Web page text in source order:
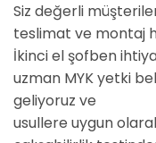
Siz değerli
teslimat ve montaj
İkinci el şofben
uzman MYK yetki
geliyoruz ve
usullere uygun